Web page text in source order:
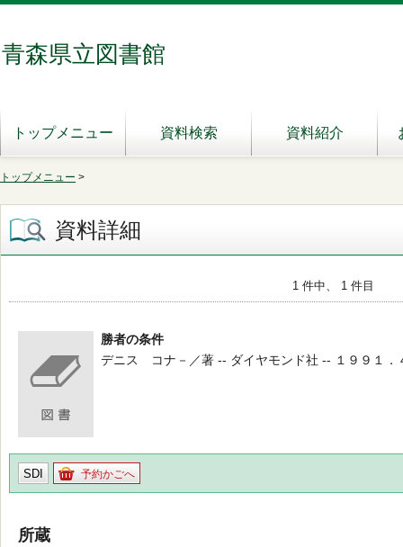
青森県立図書館
トップメニュー 資料検索 資料紹介
トップメニュー >
資料詳細
1 件中、 1 件目
勝者の条件
デニス コナ－／著 -- ダイヤモンド社 -- １９９１．
SDI 予約かごへ
所蔵